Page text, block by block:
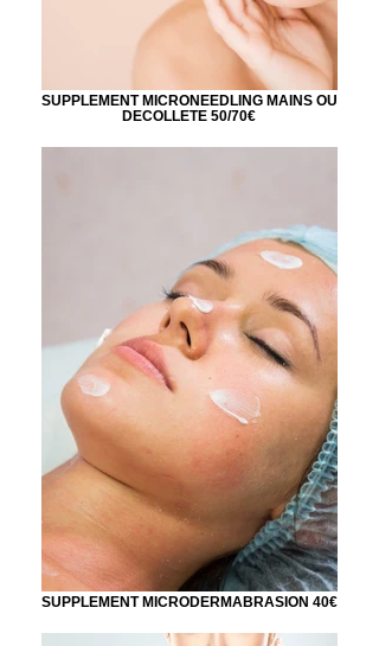
SUPPLEMENT MICRONEEDLING MAINS OU
DECOLLETE 50/70€
SUPPLEMENT MICRODERMABRASION 40€